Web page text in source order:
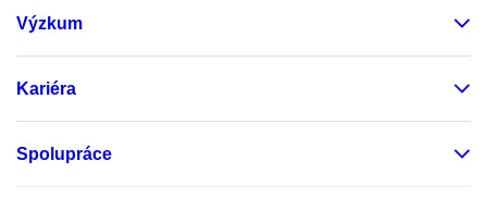
Výzkum
Kariéra
Spolupráce